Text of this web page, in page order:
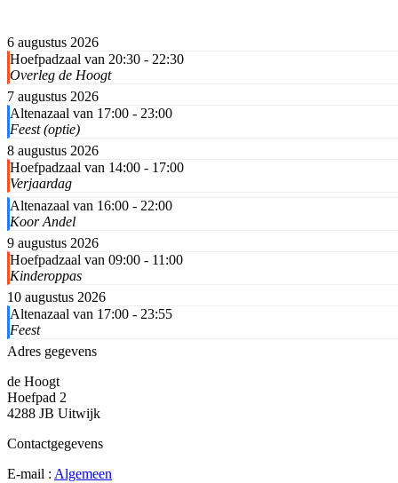
6 augustus 2026
Hoefpadzaal van 20:30 - 22:30
Overleg de Hoogt
7 augustus 2026
Altenazaal van 17:00 - 23:00
Feest (optie)
8 augustus 2026
Hoefpadzaal van 14:00 - 17:00
Verjaardag
Altenazaal van 16:00 - 22:00
Koor Andel
9 augustus 2026
Hoefpadzaal van 09:00 - 11:00
Kinderoppas
10 augustus 2026
Altenazaal van 17:00 - 23:55
Feest
Adres gegevens
de Hoogt
Hoefpad 2
4288 JB Uitwijk
Contactgegevens
E-mail : Algemeen